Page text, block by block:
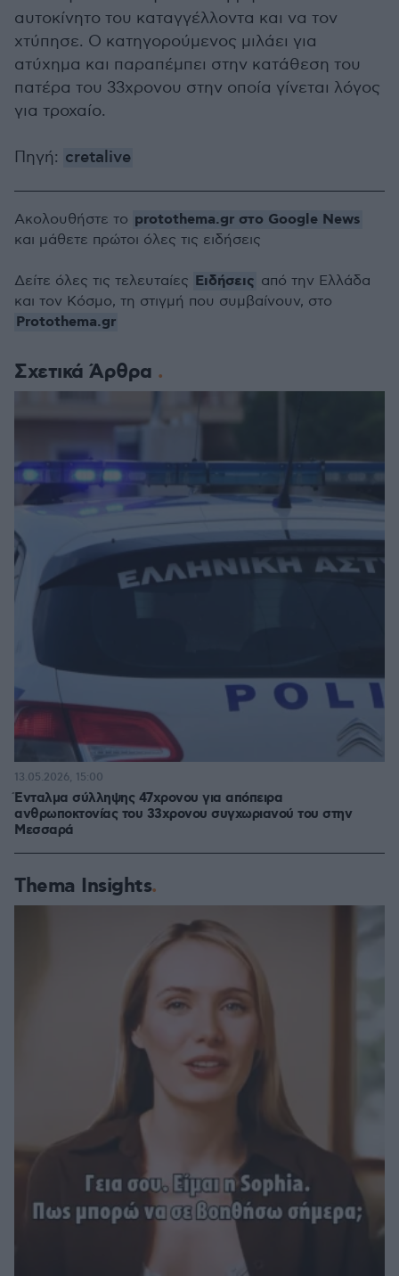
αυτοκίνητο του καταγγέλλοντα και να τον
χτύπησε. Ο κατηγορούμενος μιλάει για
ατύχημα και παραπέμπει στην κατάθεση του
πατέρα του 33χρονου στην οποία γίνεται λόγος
για τροχαίο.
Πηγή: cretalive
Σχετικά Άρθρα
Ένταλμα σύλληψης 47χρονου για απόπειρα
ανθρωποκτονίας του 33χρονου συγχωριανού του στην
Μεσσαρά
13.05.2026, 15:00
Thema Insights
Ακολουθήστε το protothema.gr στο Google News
και μάθετε πρώτοι όλες τις ειδήσεις
Δείτε όλες τις τελευταίες Ειδήσεις από την Ελλάδα
και τον Κόσμο, τη στιγμή που συμβαίνουν, στο
Protothema.gr